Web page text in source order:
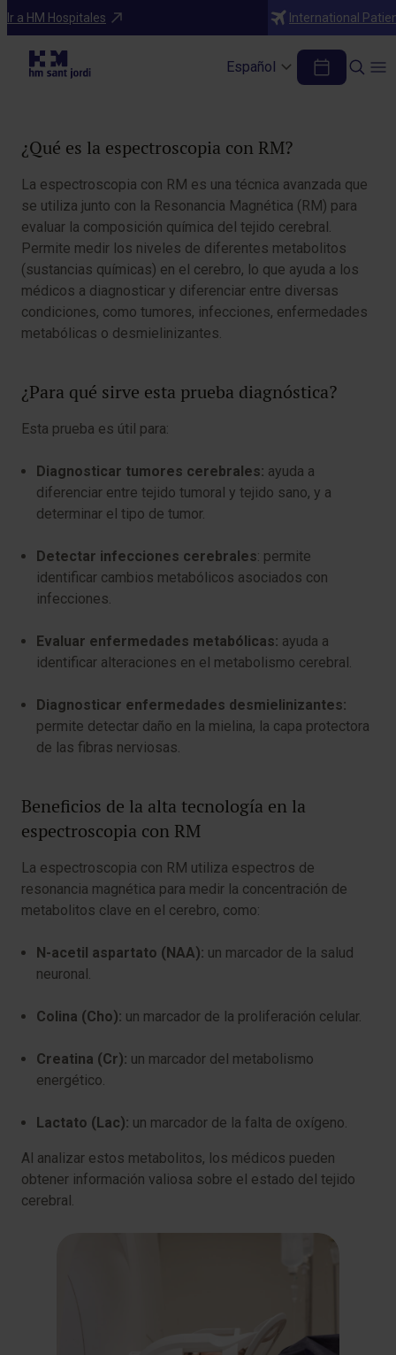
Ir a HM Hospitales International
Español
Pruebas Diagnósticas y Tratamientos
Espectroscopia con RM
¿Qué es la espectroscopia con RM?
La espectroscopia con RM es una técnica avanzada que
se utiliza junto con la Resonancia Magnética (RM) para
evaluar la composición química del tejido cerebral.
Permite medir los niveles de diferentes metabolitos
(sustancias químicas) en el cerebro, lo que ayuda a los
médicos a diagnosticar y diferenciar entre diversas
condiciones, como tumores, infecciones, enfermedades
metabólicas o desmielinizantes.
¿Para qué sirve esta prueba diagnóstica?
Esta prueba es útil para:
Diagnosticar tumores cerebrales: ayuda a
diferenciar entre tejido tumoral y tejido sano, y a
determinar el tipo de tumor.
Detectar infecciones cerebrales: permite
identificar cambios metabólicos asociados con
infecciones.
Evaluar enfermedades metabólicas: ayuda a
identificar alteraciones en el metabolismo cerebral.
Diagnosticar enfermedades desmielinizantes:
permite detectar daño en la mielina, la capa protectora
de las fibras nerviosas.
Beneficios de la alta tecnología en la
espectroscopia con RM
La espectroscopia con RM utiliza espectros de
resonancia magnética para medir la concentración de
metabolitos clave en el cerebro, como:
N-acetil aspartato (NAA): un marcador de la salud
neuronal.
Colina (Cho): un marcador de la proliferación celular.
Creatina (Cr): un marcador del metabolismo
energético.
Lactato (Lac): un marcador de la falta de oxígeno.
Al analizar estos metabolitos, los médicos pueden
obtener información valiosa sobre el estado del tejido
cerebral.